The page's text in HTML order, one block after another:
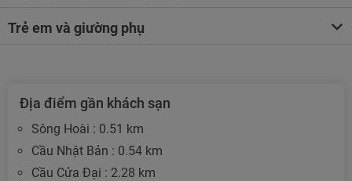
Trẻ em và giường phụ
Địa điểm gần khách sạn
Sông Hoài : 0.51 km
Cầu Nhật Bản : 0.54 km
Cầu Cửa Đại : 2.28 km